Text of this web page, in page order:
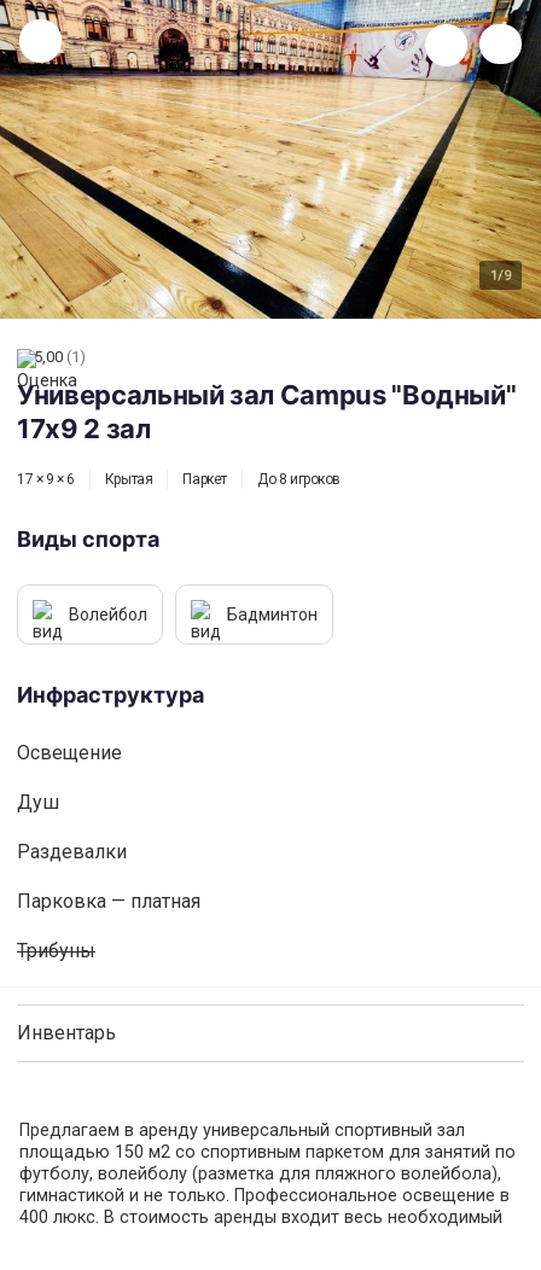
1/9
Универсальный зал Campus "Водный" 17x9 2 зал
5,00 (1)
Универсальный зал Campus "Водный"
17x9 2 зал
17 × 9 × 6 Крытая Паркет До 8 игроков
Виды спорта
Волейбол Бадминтон
Инфраструктура
Освещениe
Душ
Раздевалки
Парковка — платная
Трибуны
Инвентарь
Предлагаем в аренду универсальный спортивный зал
площадью 150 м2 со спортивным паркетом для занятий по
футболу, волейболу (разметка для пляжного волейбола),
гимнастикой и не только. Профессиональное освещение в
400 люкс. В стоимость аренды входит весь необходимый